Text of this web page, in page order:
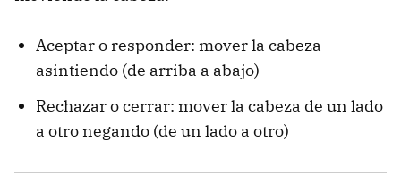
Aceptar o responder: mover la cabeza
asintiendo (de arriba a abajo)
Rechazar o cerrar: mover la cabeza de un lado
a otro negando (de un lado a otro)